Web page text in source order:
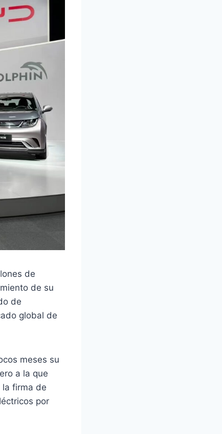
de
de su
de
global de
meses su
a la que
firma de
por